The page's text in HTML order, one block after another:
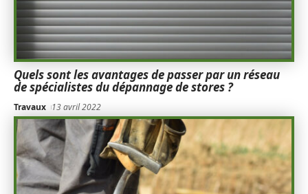
Quels sont les avantages de passer par un réseau
de spécialistes du dépannage de stores ?
Travaux 13 avril 2022